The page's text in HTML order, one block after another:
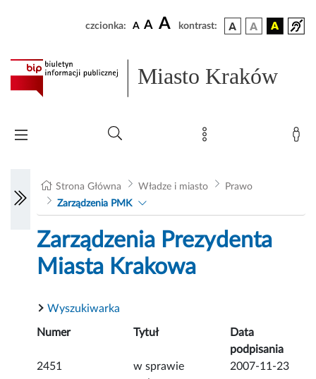
czcionka: A A A kontrast:
Miasto Kraków
Strona Główna Władze i miasto
Prawo
Zarządzenia PMK
Zarządzenia Prezydenta
Miasta Krakowa
Wyszukiwarka
Numer Tytuł
Data
podpisania
2451
w sprawie
2007-11-23